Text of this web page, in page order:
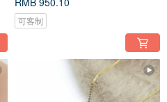
可客制